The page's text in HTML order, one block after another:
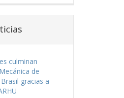
culminan
de
gracias a